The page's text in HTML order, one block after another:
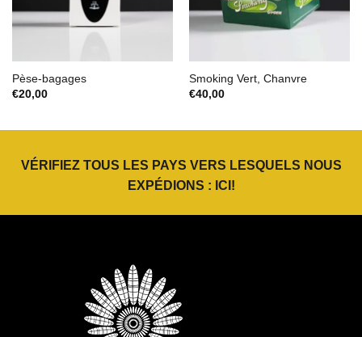
Pèse-bagages
€20,00
Smoking Vert, Chanvre
€40,00
VÉRIFIEZ TOUS LES PAYS VERS LESQUELS NOUS
EXPÉDIONS : ICI !